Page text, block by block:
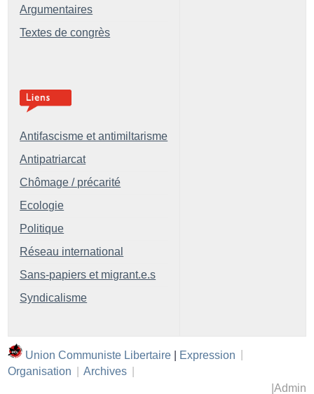
Argumentaires
Textes de congrès
Antifascisme et antimiltarisme
Antipatriarcat
Chômage / précarité
Ecologie
Politique
Réseau international
Sans-papiers et migrant.e.s
Syndicalisme
Union Communiste Libertaire | Expression
Organisation
Archives
Admin